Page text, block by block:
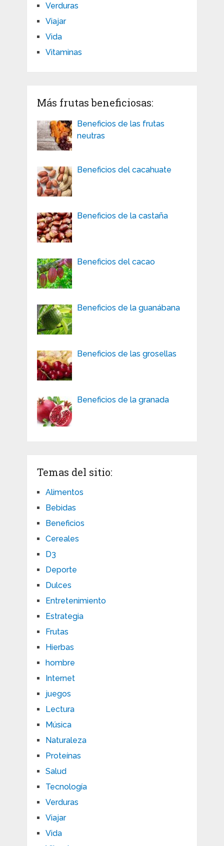
Verduras
Viajar
Vida
Vitaminas
Más frutas beneficiosas:
Beneficios de las frutas
neutras
Beneficios del cacahuate
Beneficios de la castaña
Beneficios del cacao
Beneficios de la guanábana
Beneficios de las grosellas
Beneficios de la granada
Temas del sitio:
Alimentos
Bebidas
Beneficios
Cereales
D3
Deporte
Dulces
Entretenimiento
Estrategia
Frutas
Hierbas
hombre
Internet
juegos
Lectura
Música
Naturaleza
Proteínas
Salud
Tecnología
Verduras
Viajar
Vida